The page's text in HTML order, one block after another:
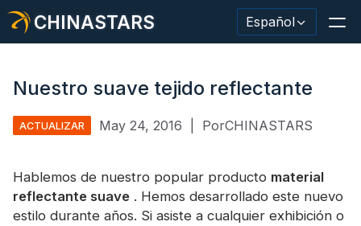
CHINASTARS Español
Material/cinta reflectante
Tela reflectante de moda.
Ropa de seguridad
Nuestro suave tejido reflectante
ACTUALIZAR May 24, 2016 PorCHINASTARS
Hablemos de nuestro popular producto material
reflectante suave . Hemos desarrollado este nuevo
estilo durante años. Si asiste a cualquier exhibición o